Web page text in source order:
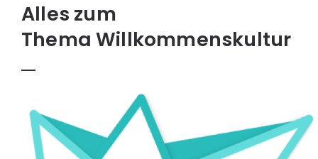
Alles zum
Thema Willkommenskultur